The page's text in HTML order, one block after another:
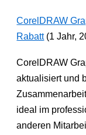
CorelDRAW
Rabatt(1 Jahr,
CorelDRAW
aktualisiert und
ideal im
anderen